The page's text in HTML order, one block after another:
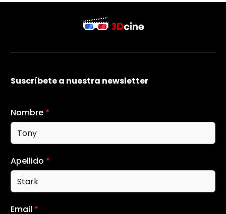
Suscríbete a nuestra newsletter
Nombre *
Apellido *
Email *